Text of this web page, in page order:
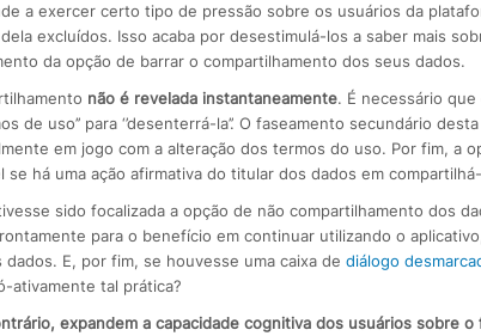
a exercer certo tipo de pressão sobre os usuários da
excluídos. Isso acaba por desestimulá-los a saber mais
da opção de barrar o compartilhamento dos seus dados.
não é revelada instantaneamente. É necessário que
uso’’ para ‘’desenterrá-la’’. O faseamento secundário desta
em jogo com a alteração dos termos do uso. Por fim, a
há uma ação afirmativa do titular dos dados em
sido focalizada a opção de não compartilhamento dos
para o benefício em continuar utilizando o
E, por fim, se houvesse uma caixa de diálogo
ativamente tal prática?
expandem a capacidade cognitiva dos usuários sobre o